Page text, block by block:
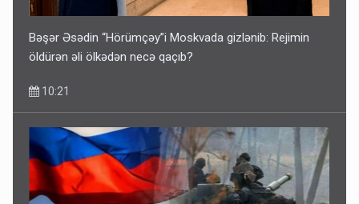
Bəşər Əsədin “Hörümçəy”i Moskvada gizlənib: Rejimin
öldürən əli ölkədən necə qaçıb?
10:21